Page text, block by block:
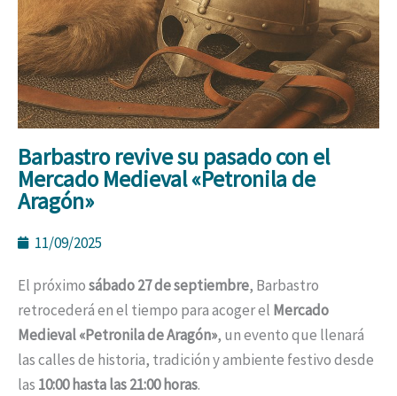
Barbastro revive su pasado con el
Mercado Medieval «Petronila de
Aragón»
11/09/2025
El próximosábado 27 de septiembre, Barbastro
retrocederá en el tiempo para acoger el Mercado
Medieval «Petronila de Aragón», un evento que llenará
las calles de historia, tradición y ambiente festivo desde
las 10:00 hasta las 21:00 horas.